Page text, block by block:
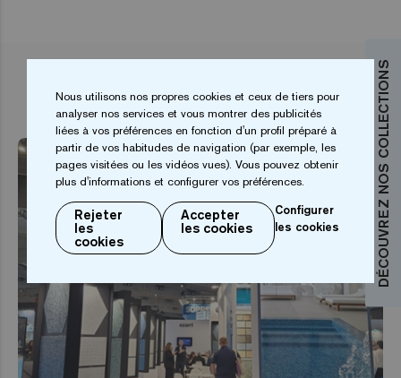
DÉCOUVREZ NOS COLLECTIONS
ARTICLES ASSOCIÉS
Nous utilisons nos propres cookies et ceux de tiers pour
analyser nos services et vous montrer des publicités
liées à vos préférences en fonction d'un profil préparé à
partir de vos habitudes de navigation (par exemple, les
pages visitées ou les vidéos vues). Vous pouvez obtenir
plus d'informations et configurer vos préférences.
Rejeter
les
cookies
Accepter
les cookies
Configurer
les cookies